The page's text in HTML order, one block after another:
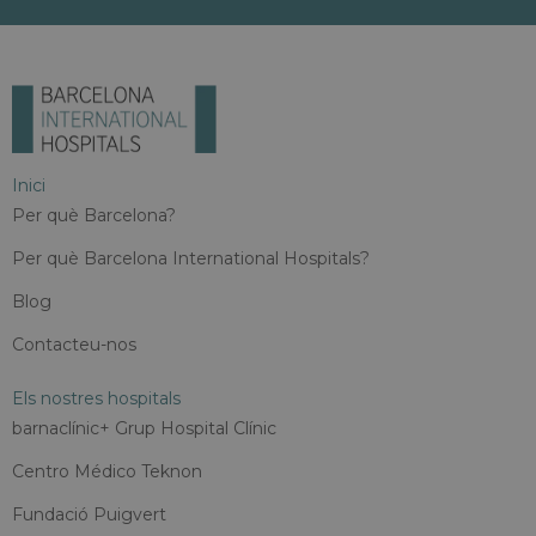
Inici
Per què Barcelona?
Per què Barcelona International Hospitals?
Blog
Contacteu-nos
Els nostres hospitals
barnaclínic+ Grup Hospital Clínic
Centro Médico Teknon
Fundació Puigvert